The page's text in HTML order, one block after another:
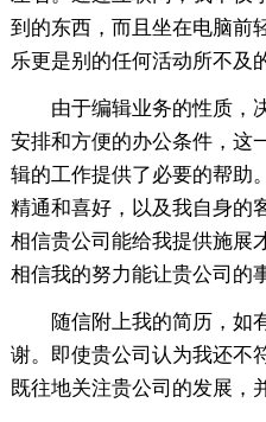
到的东西，而且坐在电脑前
乐更是别的任何活动所不及
由于编辑业务的性质，
安排和方便的办公条件，这
辑的工作提供了必要的帮助
精通和喜好，以及我自身的
相信贵公司能给我提供施展
相信我的努力能让贵公司的
随信附上我的简历，如
谢。即使贵公司认为我还不
既往地关注贵公司的发展，